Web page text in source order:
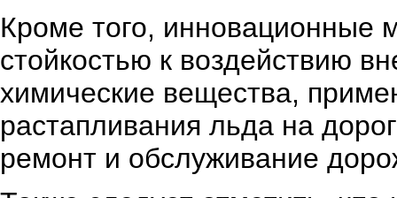
Кроме того,
стойкостью к воздействию
химические вещества,
растапливания льда на
ремонт и обслуживание